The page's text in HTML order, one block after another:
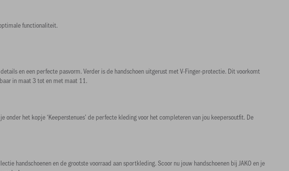
functionaliteit.
en een perfecte pasvorm. Verder is de handschoen uitgerust met V-Finger-protectie. Dit voorkomt
in maat 3 tot en met maat 11.
het kopje ‘Keeperstenues’ de perfecte kleding voor het completeren van jou keepersoutfit. De
handschoenen en de grootste voorraad aan sportkleding. Scoor nu jouw handschoenen bij JAKO en je